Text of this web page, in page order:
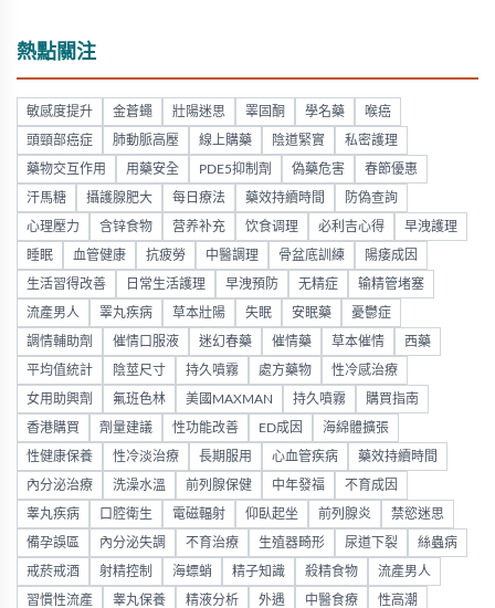
熱點關注
敏感度提升 金蒼蠅 壯陽迷思 睪固酮 學名藥 喉癌
頭頸部癌症 肺動脈高壓 線上購藥 陰道緊實 私密護理
藥物交互作用 用藥安全 PDE5抑制劑 偽藥危害 春節優惠
汗馬糖 攝護腺肥大 每日療法 藥效持續時間 防偽查詢
心理壓力 含锌食物 营养补充 饮食调理 必利吉心得 早洩護理
睡眠 血管健康 抗疲勞 中醫調理 骨盆底訓練 陽痿成因
生活習得改善 日常生活護理 早洩預防 无精症 输精管堵塞
流產男人 睪丸疾病 草本壯陽 失眠 安眠藥 憂鬱症
調情輔助劑 催情口服液 迷幻春藥 催情藥 草本催情 西藥
平均值統計 陰莖尺寸 持久噴霧 處方藥物 性冷感治療
女用助興劑 氟班色林 美國MAXMAN 持久噴霧 購買指南
香港購買 劑量建議 性功能改善 ED成因 海綿體擴張
性健康保養 性冷淡治療 長期服用 心血管疾病 藥效持續時間
內分泌治療 洗澡水溫 前列腺保健 中年發福 不育成因
睾丸疾病 口腔衛生 電磁輻射 仰臥起坐 前列腺炎 禁慾迷思
備孕誤區 內分泌失調 不育治療 生殖器畸形 尿道下裂 絲蟲病
戒菸戒酒 射精控制 海螵蛸 精子知識 殺精食物 流產男人
習慣性流產 睾丸保養 精液分析 外遇 中醫食療 性高潮